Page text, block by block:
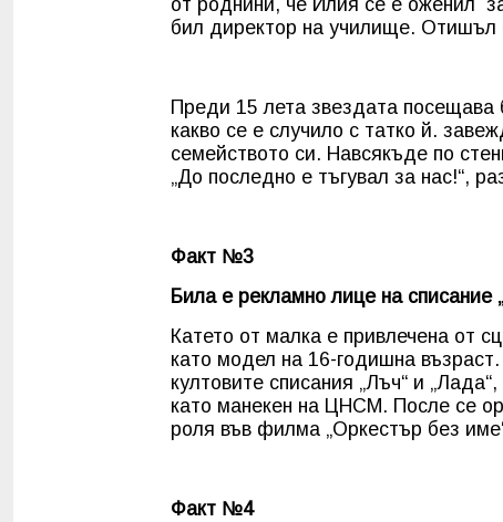
от роднини, че Илия се е оженил
бил директор на училище. Отишъл
Преди 15 лета звездата
какво се е случило с татко й.
семейството си. Навсякъде по
„До последно е тъгувал за нас!“,
Факт №3
Била е рекламно лице на списание
Катето от малка е привлечена от
като модел на 16-годишна
култовите списания „Лъч“ и
като манекен на ЦНСМ. После се
роля във филма „Оркестър без
Факт №4